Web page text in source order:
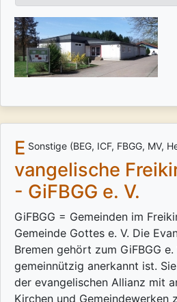
Sonstige (BEG, ICF, FBGG, MV,
E
vangelische
- GiFBGG e. V.
GiFBGG = Gemeinden im
Gemeinde Gottes e. V. Die
Bremen gehört zum GiFBGG e.
gemeinnützig anerkannt ist.
der evangelischen Allianz mit
Kirchen und Gemeindewerken